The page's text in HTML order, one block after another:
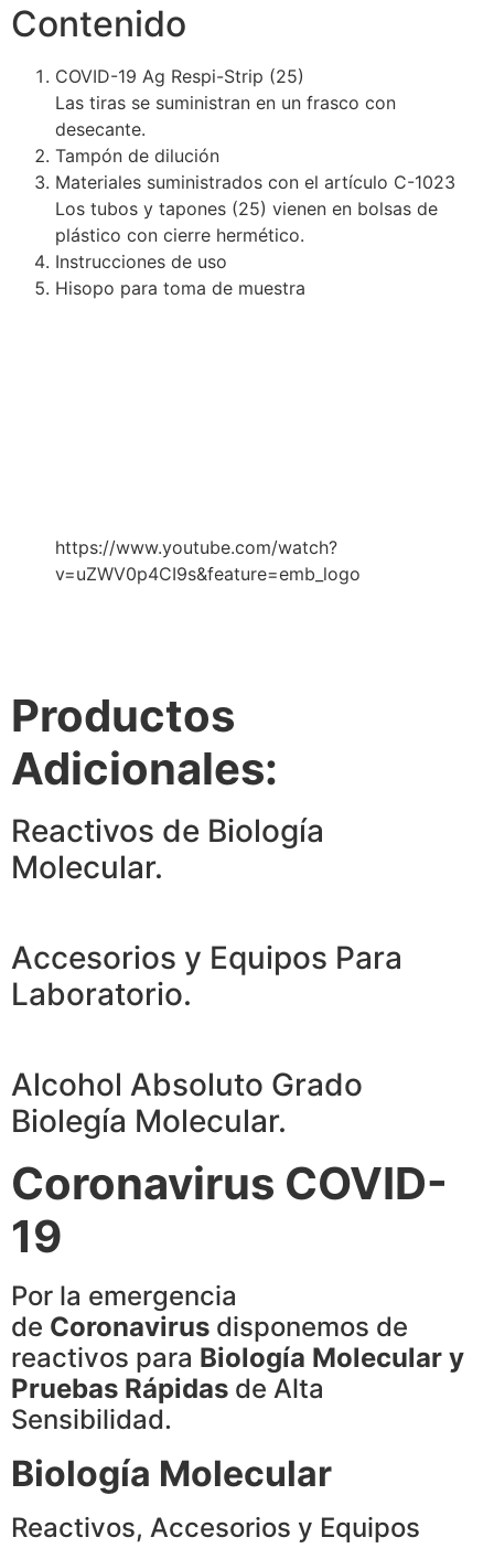
Contenido
COVID-19 Ag Respi-Strip (25)
Las tiras se suministran en un frasco con
desecante.
Tampón de dilución
Materiales suministrados con el artículo C-1023
Los tubos y tapones (25) vienen en bolsas de
plástico con cierre hermético.
Instrucciones de uso
Hisopo para toma de muestra
https://www.youtube.com/watch?
v=uZWV0p4CI9s&feature=emb_logo
Productos
Adicionales:
Reactivos de Biología
Molecular.
Accesorios y Equipos Para
Laboratorio.
Alcohol Absoluto Grado
Biolegía Molecular.
Coronavirus COVID-
19
Por la emergencia
de Coronavirus disponemos de
reactivos para Biología Molecular y
Pruebas Rápidas de Alta
Sensibilidad.
Biología Molecular
Reactivos, Accesorios y Equipos